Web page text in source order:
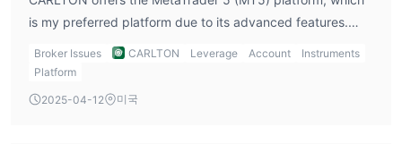
is my preferred platform due to its advanced features.
However, they don’t support MT4, which is a bit of a
downside for beginners like me.
Broker Issues CARLTON Leverage Account
Instruments
Platform
2025-04-12 미국